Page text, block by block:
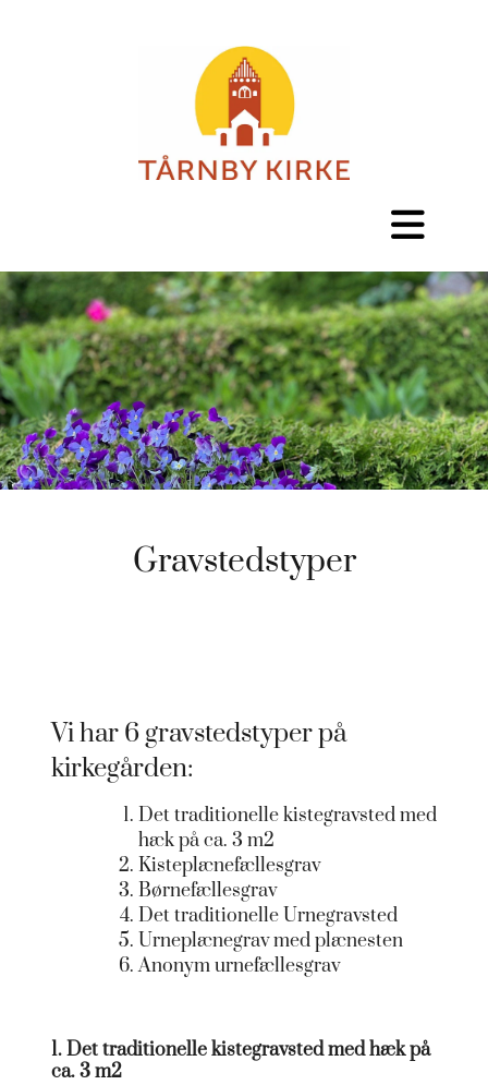
Gravstedstyper
Vi har 6 gravstedstyper på
kirkegården:
Det traditionelle kistegravsted med
hæk på ca. 3 m2
Kisteplænefællesgrav
Børnefællesgrav
Det traditionelle Urnegravsted
Urneplænegrav med plænesten
Anonym urnefællesgrav
1. Det traditionelle kistegravsted med hæk på
ca. 3 m2